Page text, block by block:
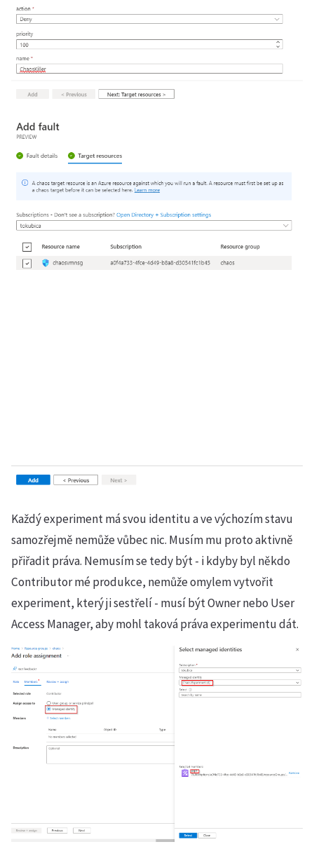
Každý experiment má svou identitu a ve výchozím stavu
samozřejmě nemůže vůbec nic. Musím mu proto aktivně
přiřadit práva. Nemusím se tedy být - i kdyby byl někdo
Contributor mé produkce, nemůže omylem vytvořit
experiment, který ji sestřelí - musí být Owner nebo User
Access Manager, aby mohl taková práva experimentu dát.